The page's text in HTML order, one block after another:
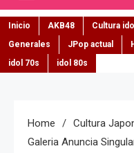
Inicio AKB48 Cultura idol
Generales
JPop actual
idol 70s
idol 80s
Home
Cultura
Galeria Anuncia